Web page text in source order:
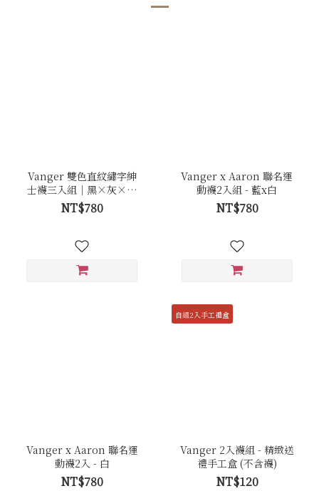
Vanger 雙色直紋繡字紳
士襪三入組｜黑×灰×丈
青
NT$780
Vanger x Aaron 聯名運
動襪2入組 - 藍x白
NT$780
Vanger x Aaron 聯名運
動襪2入 - 白
NT$780
自組2入手工禮盒
Vanger 2入襪組 - 精緻送
禮手工盒 (不含襪)
NT$120